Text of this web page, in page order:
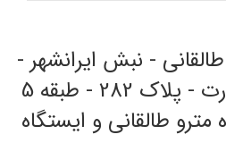
- نبش ایرانشهر -
جنب بانک تجارت - پلاک 282 - طبقه 5
طالقانی و ایستگاه